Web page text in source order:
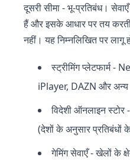
दूसरी सीमा - भू-प्रतिबंध।
हैं और इसके आधार पर तय
नहीं। यह निम्नलिखित पर लागू
स्ट्रीमिंग प्लेटफार्म
iPlayer, DAZN और अन्य
विदेशी ऑनलाइन
(देशों के अनुसार प्रतिबंधों
गेमिंग सेवाएँ - खेलों के